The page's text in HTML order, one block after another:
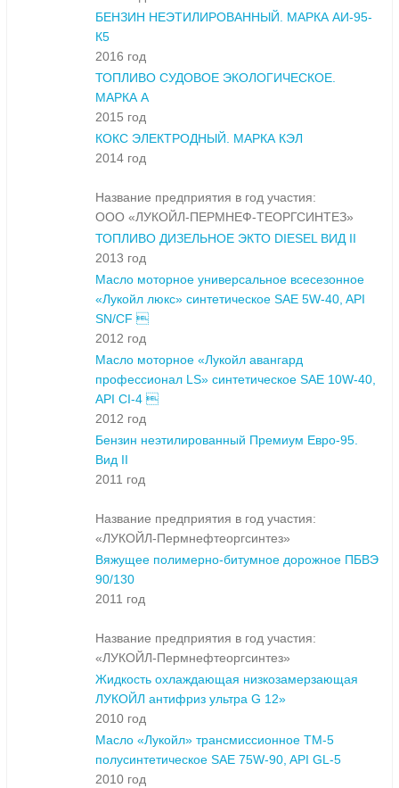
БЕНЗИН НЕЭТИЛИРОВАННЫЙ. МАРКА АИ-95-
К5
2016 год
ТОПЛИВО СУДОВОЕ ЭКОЛОГИЧЕСКОЕ.
МАРКА А
2015 год
КОКС ЭЛЕКТРОДНЫЙ. МАРКА КЭЛ
2014 год
Название предприятия в год участия:
ООО «ЛУКОЙЛ-ПЕРМНЕФ-ТЕОРГСИНТЕЗ»
ТОПЛИВО ДИЗЕЛЬНОЕ ЭКТО DIESEL ВИД II
2013 год
Масло моторное универсальное всесезонное
«Лукойл люкс» синтетическое SAE 5W-40, API
SN/CF 
2012 год
Масло моторное «Лукойл авангард
профессионал LS» синтетическое SAE 10W-40,
API CI-4 
2012 год
Бензин неэтилированный Премиум Евро-95.
Вид II
2011 год
Название предприятия в год участия:
«ЛУКОЙЛ-Пермнефтеоргсинтез»
Вяжущее полимерно-битумное дорожное ПБВЭ
90/130
2011 год
Название предприятия в год участия:
«ЛУКОЙЛ-Пермнефтеоргсинтез»
Жидкость охлаждающая низкозамерзающая
ЛУКОЙЛ антифриз ультра G 12»
2010 год
Масло «Лукойл» трансмиссионное ТМ-5
полусинтетическое SAE 75W-90, API GL-5
2010 год